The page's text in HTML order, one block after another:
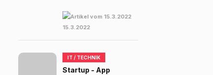
15.3.2022
IT / TECHNIK
Startup - App